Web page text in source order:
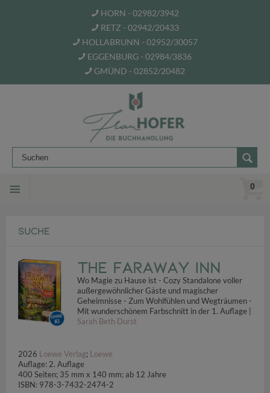
HORN - 02982/3942
RETZ - 02942/20433
HOLLABRUNN - 02952/30057
EGGENBURG - 02984/3836
GMÜND - 02852/20482
0
SUCHE
The Faraway Inn
Wo Magie zu Hause ist - Cozy Standalone voller
außergewöhnlicher Gäste und magischer
Geheimnisse - Zum Wohlfühlen und Wegträumen -
Mit wunderschönem Farbschnitt in der 1. Auflage |
Sarah Beth Durst
2026 Loewe Verlag; Loewe
Auflage: 2. Auflage
400 Seiten; 35 mm x 140 mm; ab 12 Jahre
ISBN: 978-3-7432-2474-2